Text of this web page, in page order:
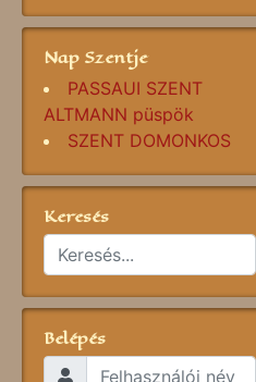
Nap Szentje
PASSAUI SZENT
ALTMANN püspök
SZENT DOMONKOS
Keresés
Belépés